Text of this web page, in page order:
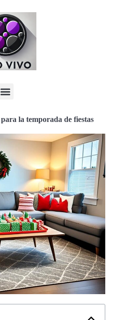
la temporada de fiestas